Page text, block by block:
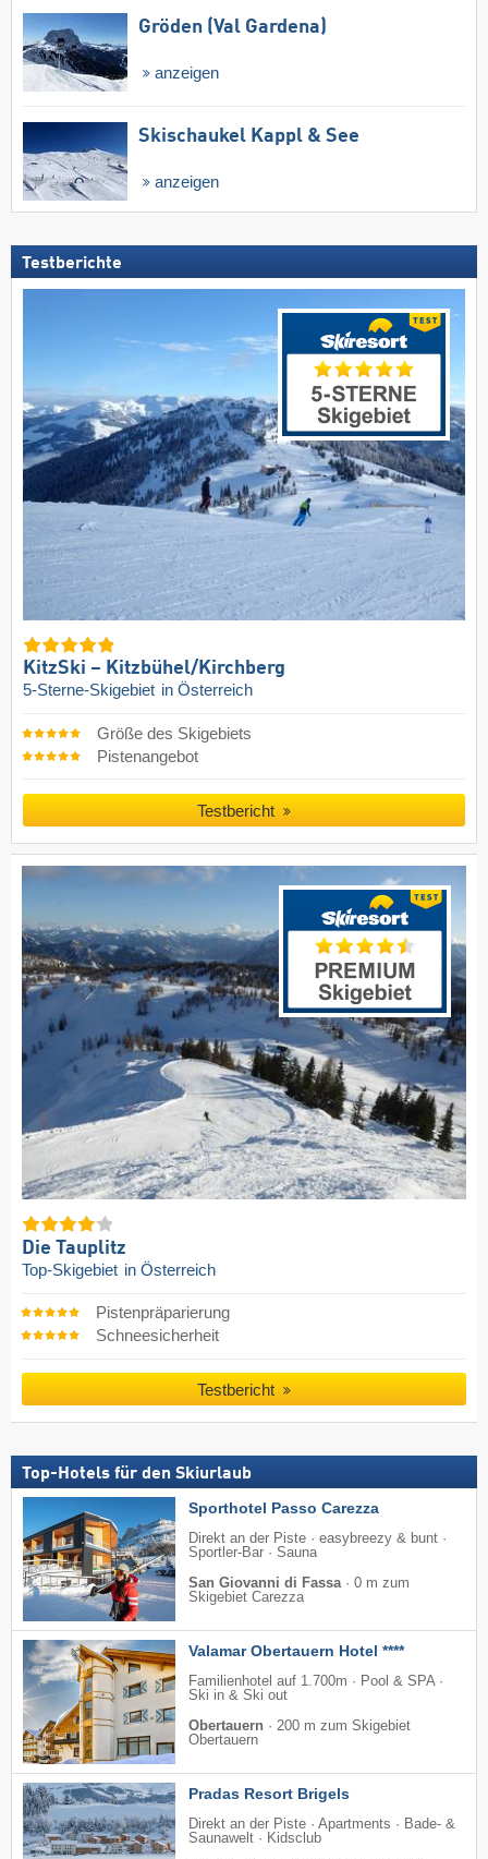
Gröden (Val Gardena)
anzeigen
Skischaukel Kappl & See
anzeigen
Testberichte
KitzSki – Kitzbühel/​Kirchberg
5-Sterne-Skigebiet in Österreich
Größe des Skigebiets
Pistenangebot
Testbericht
Die Tauplitz
Top-Skigebiet in Österreich
Pistenpräparierung
Schneesicherheit
Testbericht
Top-Hotels für den Skiurlaub
Sporthotel Passo Carezza
Direkt an der Piste · easybreezy & bunt ·
Sportler-Bar · Sauna
San Giovanni di Fassa · 0 m zum
Skigebiet Carezza
Valamar Obertauern Hotel ****
Familienhotel auf 1.700m · Pool & SPA ·
Ski in & Ski out
Obertauern · 200 m zum Skigebiet
Obertauern
Pradas Resort Brigels
Direkt an der Piste · Apartments · Bade- &
Saunawelt · Kidsclub